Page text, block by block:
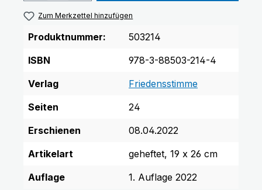
Zum Merkzettel hinzufügen
Produktnummer:
503214
ISBN
978-3-88503-214-4
Verlag
Friedensstimme
Seiten
24
Erschienen
08.04.2022
Artikelart
geheftet, 19 x 26 cm
Auflage
1. Auflage 2022